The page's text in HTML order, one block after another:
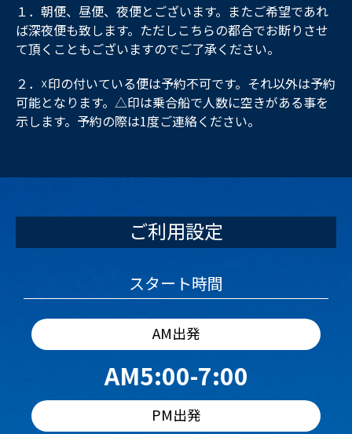
１．朝便、昼便、夜便とございます。またご希望であれ
ば深夜便も致します。ただしこちらの都合でお断りさせ
て頂くこともございますのでご了承ください。
２．☓印の付いている便は予約不可です。それ以外は予約
可能となります。△印は乗合船で人数に空きがある事を
示します。予約の際は1度ご連絡ください。
ご利用設定
スタート時間
AM出発
AM5:00-7:00
PM出発